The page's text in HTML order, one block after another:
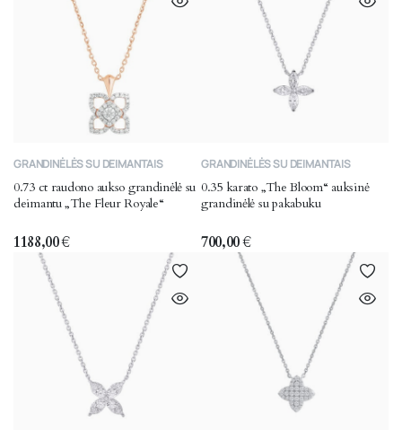
GRANDINĖLĖS SU DEIMANTAIS
0.73 ct raudono aukso grandinėlė su
deimantu „The Fleur Royale“
1188,00€
GRANDINĖLĖS SU DEIMANTAIS
0.35 karato „The Bloom“ auksinė
grandinėlė su pakabuku
700,00€